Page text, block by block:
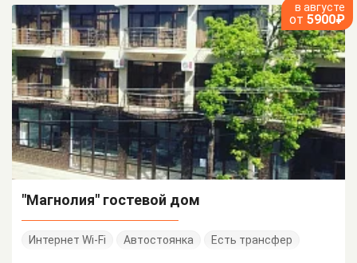
в августе
от 5900₽
"Магнолия" гостевой дом
Интернет Wi-Fi Автостоянка Есть трансфер